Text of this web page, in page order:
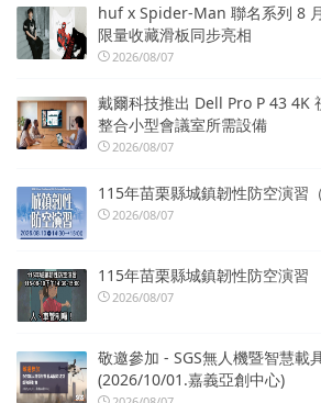
huf x Spider-Man 聯名系列 8
限量收藏滑板同步亮相
2026/08/07
戴爾科技推出 Dell Pro P 43
整合小型會議室所需設備
2026/08/07
115年苗栗縣城鎮韌性防空演習（
2026/08/07
115年苗栗縣城鎮韌性防空演習
2026/08/07
敬邀參加 - SGS無人機暨智慧載
(2026/10/01.嘉義亞創中心)